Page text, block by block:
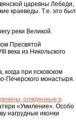
царевны Лебеди,
краеведы. Т.е. это был
реки Великой.
Пресвятой
века из Никольского
при псковском
Печерского монастыря.
рожденные в
«Умиление». Особо
нагрудные иконки